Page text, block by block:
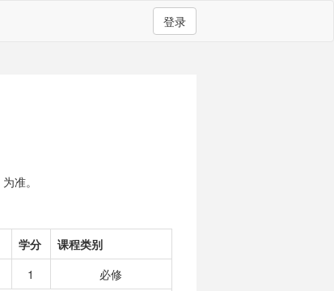
登录
为准。
学分
课程类别
1 必修